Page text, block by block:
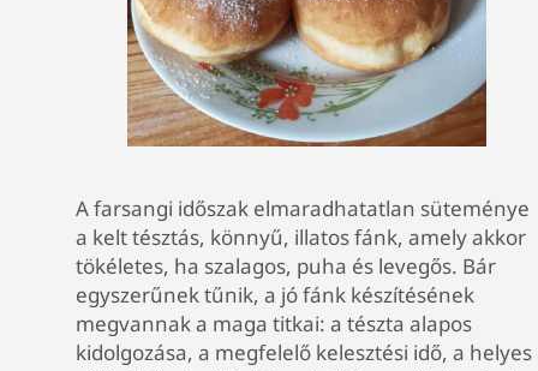
A farsangi időszak elmaradhatatlan süteménye
a kelt tésztás, könnyű, illatos fánk, amely akkor
tökéletes, ha szalagos, puha és levegős. Bár
egyszerűnek tűnik, a jó fánk készítésének
megvannak a maga titkai: a tészta alapos
kidolgozása, a megfelelő kelesztési idő, a helyes